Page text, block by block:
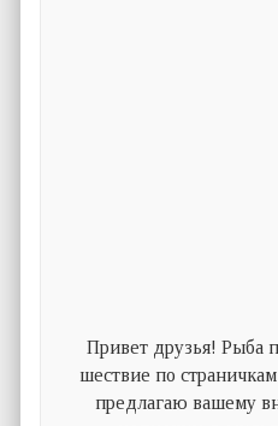
Привет друзья! Рыба
шествие по
предлагаю вашему